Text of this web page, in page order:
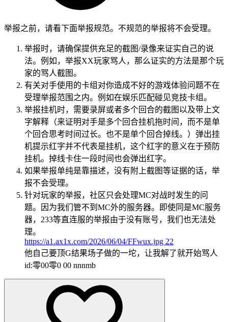
举报之前，请看下面举报规范。不规范的举报将不会受理。
举报时，请确保提供充足的截图/录像来证实自己的说
法。例如，举报XX玩家骂人，那么证实的方法是那个玩
家的骂人截图。
有关对手使用的卡组对你造成不好的游戏体验问题不在
受理举报范围之内。例如在娱乐匹配碰见竞技卡组。
举报挂机时，需要录屏或者多个回合的截图以及带上文
字解释（来证明对手是多个回合挂机拖时间，而不是单
个回合思考时间过长。也不是单个回合掉线。）弹出挂
机提示红字并不代表是挂机，这个红字的意义在于预防
挂机。掉线卡住一段时间也会弹出红字。
如果举报单纯是靠描述，没有附上截图等证据的话，举
报不会受理。
针对玩家的举报，社区只会处理MC对战时发生的问
题。因为我们管不到MC外的服务器。即使同是MC服务
器，233等直连服的举报由于没有账号，我们也无法处
理。
https://a1.ax1x.com/2026/06/04/FFwux.jpg 22
他自己要顶G结果场子做的一坨，让我解了就开始骂人
id:零00零0 00 nnnmb